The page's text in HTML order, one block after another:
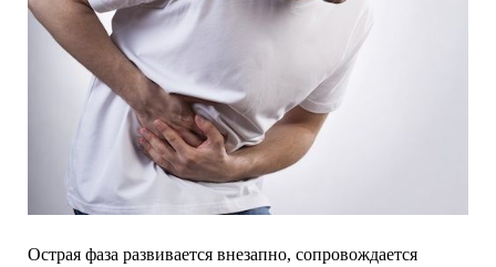
Острая фаза развивается внезапно, сопровождается